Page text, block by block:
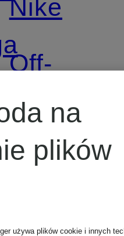
Nike
Off-
White
Pepe
na
plików
używa plików cookie i innych